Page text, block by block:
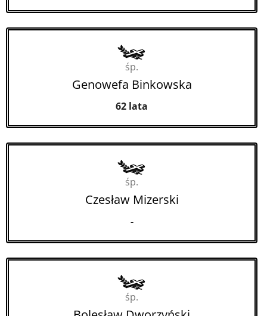
śp.
Genowefa Binkowska
62 lata
śp.
Czesław Mizerski
-
śp.